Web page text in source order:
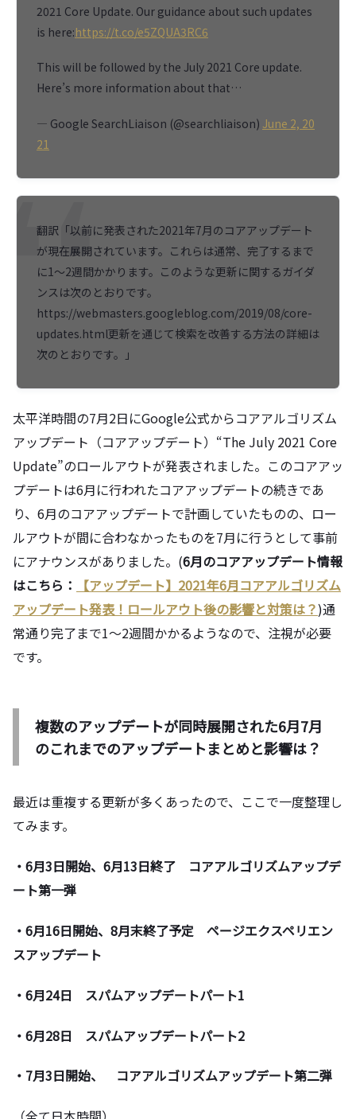
2021 Core Update. Our guidance about such updates
is here:https://t.co/e5ZQUA3RC6
This will be followed by the July 2021 Core update.
Here’s more information about that…
— Google SearchLiaison (@searchliaison) June 2, 20
21
翻訳「以前に発表された2021年7月のコアアップデート
が現在展開されています。これらは通常、完了するまで
に1〜2週間かかります。このような更新に関するガイダ
ンスは次のとおりです。
https://webmasters.googleblog.com/2019/08/core-
updates.html更新を通じて検索を改善する方法の詳細は
次のとおりです。」
太平洋時間の7月2日にGoogle公式からコアアルゴリズム
アップデート（コアアップデート）“The July 2021 Core
Update”のロールアウトが発表されました。このコアアッ
プデートは6月に行われたコアアップデートの続きであ
り、6月のコアアップデートで計画していたものの、ロー
ルアウトが間に合わなかったものを7月に行うとして事前
にアナウンスがありました。(6月のコアアップデート情報
はこちら：
【アップデート】2021年6月コアアルゴリズム
アップデート発表！ロールアウト後の影響と対策は？)通
常通り完了まで1～2週間かかるようなので、注視が必要
です。
複数のアップデートが同時展開された6月7月
のこれまでのアップデートまとめと影響は？
最近は重複する更新が多くあったので、ここで一度整理し
てみます。
・ 6月3日開始、 6月13日終了 コアアルゴリズムアップデ
ート第一弾
・ 6月16日開始、 8月末終了予定 ページエクスペリエン
スアップデート
・ 6月24日 スパムアップデートパート1
・ 6月28日 スパムアップデートパート2
・7月3日開始、 コアアルゴリズムアップデート第二弾